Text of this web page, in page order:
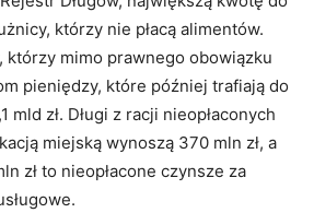
którzy nie płacą alimentów.
którzy mimo prawnego obowiązku
pieniędzy, które później trafiają do
mld zł. Długi z racji nieopłaconych
miejską wynoszą 370 mln zł, a
zł to nieopłacone czynsze za